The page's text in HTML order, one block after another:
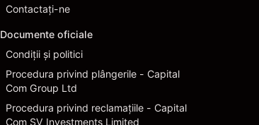
Contactați-ne
Documente oficiale
Condiţii şi politici
Procedura privind plângerile - Capital
Com Group Ltd
Procedura privind reclamațiile - Capital
Com SV Investments Limited